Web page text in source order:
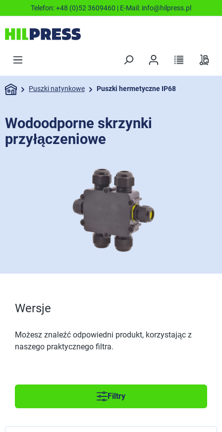
Telefon:+48 (0)52 3609460 | E-Mail: info@hilpress.pl
Puszki natynkowe Puszki hermetyczne IP68
Wodoodporne skrzynki
przyłączeniowe
Wersje
Możesz znaleźć odpowiedni produkt, korzystając z
naszego praktycznego filtra.
Filtry